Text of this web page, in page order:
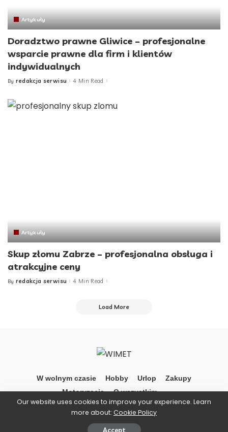
Artykuły
Doradztwo prawne Gliwice – profesjonalne
wsparcie prawne dla firm i klientów
indywidualnych
Posted
By redakcja serwisu 4 Min Read
Artykuły
Skup złomu Zabrze – profesjonalna obsługa i
atrakcyjne ceny
Posted
By redakcja serwisu 4 Min Read
Load More
W wolnym czasie Hobby Urlop
Zakupy
Motoryzacja
O wszystkim …
©Wimet
Our website uses cookies to improve your experience. Learn
more about: Cookie Policy
Accept